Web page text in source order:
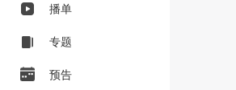
播单
专题
预告